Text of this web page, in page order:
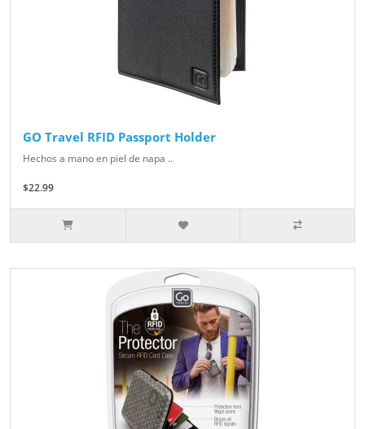
GO Travel RFID Passport Holder
Hechos a mano en piel de napa ..
$22.99